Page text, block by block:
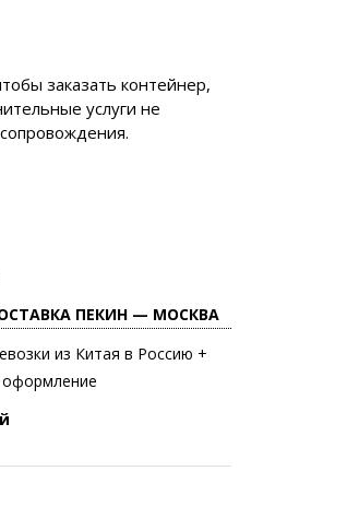
заказать контейнер,
услуги не
ПЕКИН — МОСКВА
из Китая в Россию +